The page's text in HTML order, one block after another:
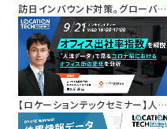
訪日インバウンド対策。グローバル
位置情報データを活用した効果的
なインバウンド広告キャンペーン
【ロケーションテックセミナー】人流
データを活用した「オフィス出社率